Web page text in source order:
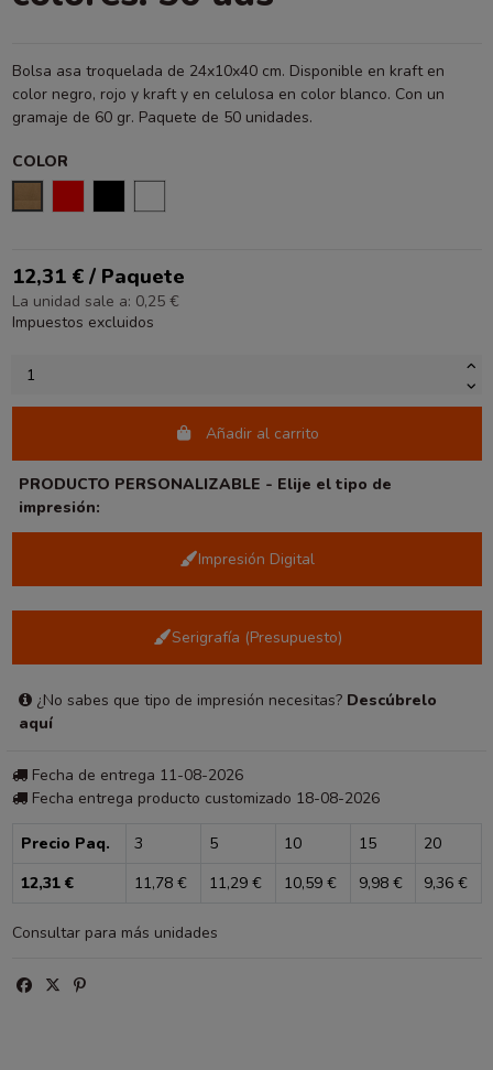
Bolsa asa troquelada de 24x10x40 cm. Disponible en kraft en
color negro, rojo y kraft y en celulosa en color blanco. Con un
gramaje de 60 gr. Paquete de 50 unidades.
COLOR
12,31 € / Paquete
La unidad sale a: 0,25 €
Impuestos excluidos
Añadir al carrito
PRODUCTO PERSONALIZABLE - Elije el tipo de
impresión:
Impresión Digital
Serigrafía (Presupuesto)
¿No sabes que tipo de impresión necesitas?Descúbrelo
aquí
Fecha de entrega 11-08-2026
Fecha entrega producto customizado 18-08-2026
Precio Paq. 3 5 10 15
20
12,31 €
11,78 € 11,29 € 10,59 € 9,98 € 9,36 €
Consultar para más unidades